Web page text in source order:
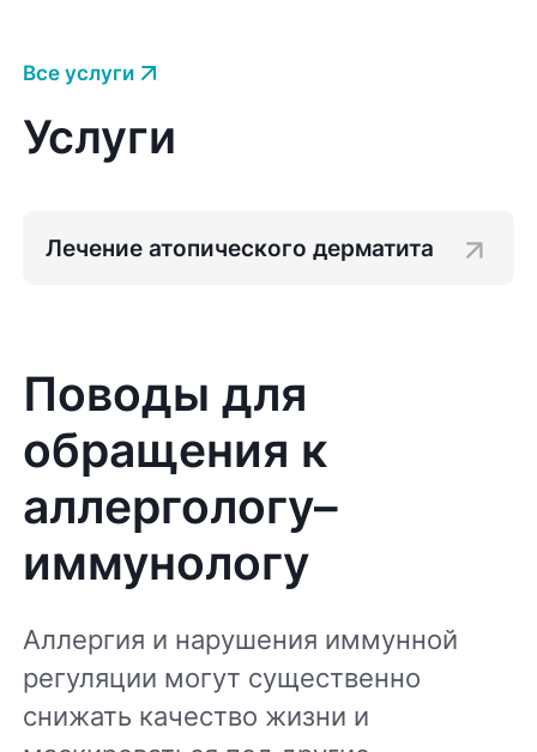
Все услуги
Услуги
Лечение атопического дерматита
Поводы для
обращения к
аллергологу–
иммунологу
Аллергия и нарушения иммунной
регуляции могут существенно
снижать качество жизни и